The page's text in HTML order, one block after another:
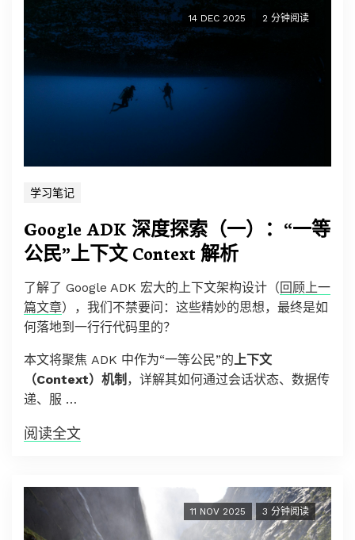
14 DEC 2025 2 分钟阅读
学习笔记
Google ADK 深度探索（一）：“一等
公民”上下文 Context 解析
了解了 Google ADK 宏大的上下文架构设计（ 回顾上一
篇文章），我们不禁要问：这些精妙的思想，最终是如
何落地到一行行代码里的？
本文将聚焦 ADK 中作为“一等公民”的上下文
（Context）机制 ，详解其如何通过会话状态、数据传
递、服 …
阅读全文
11 NOV 2025 3 分钟阅读